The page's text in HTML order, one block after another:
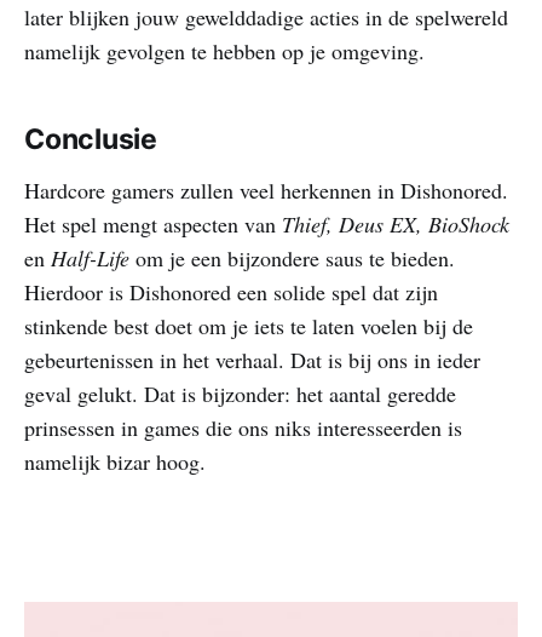
later blijken jouw gewelddadige acties in de spelwereld
namelijk gevolgen te hebben op je omgeving.
Conclusie
Hardcore gamers zullen veel herkennen in Dishonored.
Het spel mengt aspecten van Thief, Deus EX, BioShock
en Half-Life om je een bijzondere saus te bieden.
Hierdoor is Dishonored een solide spel dat zijn
stinkende best doet om je iets te laten voelen bij de
gebeurtenissen in het verhaal. Dat is bij ons in ieder
geval gelukt. Dat is bijzonder: het aantal geredde
prinsessen in games die ons niks interesseerden is
namelijk bizar hoog.